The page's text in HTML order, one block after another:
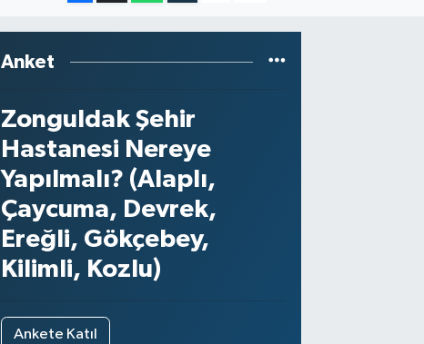
Anket
Zonguldak Şehir
Hastanesi Nereye
Yapılmalı? (Alaplı,
Çaycuma, Devrek,
Ereğli, Gökçebey,
Kilimli, Kozlu)
Ankete Katıl